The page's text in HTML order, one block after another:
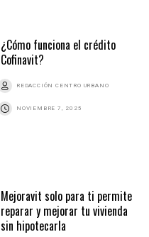
¿Cómo funciona el crédito
Cofinavit?
REDACCIÓN CENTRO URBANO
NOVIEMBRE 7, 2025
Mejoravit solo para ti permite
reparar y mejorar tu vivienda
sin hipotecarla